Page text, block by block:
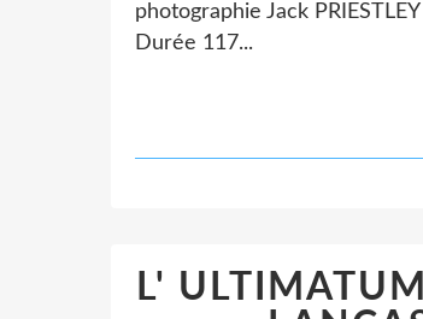
photographie Jack
Durée 117...
L'